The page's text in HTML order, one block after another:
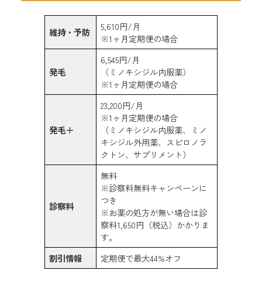
維持・予防
5,610円/月
※1ヶ月定期便の場合
発毛
6,545円/月
（ミノキシジル内服薬）
※1ヶ月定期便の場合
発毛＋
23,200円/月
※1ヶ月定期便の場合
（ミノキシジル内服薬、ミノ
キシジル外用薬、スピロノラ
クトン、サプリメント）
診察料
無料
※診察料無料キャンペーンに
つき
※お薬の処方が無い場合は診
察料1,650円（税込）かかりま
す。
割引情報
定期便で最大44%オフ